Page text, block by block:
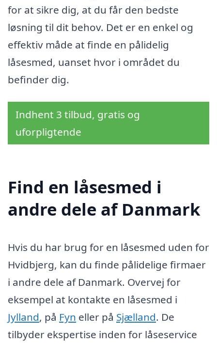
for at sikre dig, at du får den bedste
løsning til dit behov. Det er en enkel og
effektiv måde at finde en pålidelig
låsesmed, uanset hvor i området du
befinder dig.
Indhent 3 tilbud, gratis og
uforpligtende
Find en låsesmed i
andre dele af Danmark
Hvis du har brug for en låsesmed uden for
Hvidbjerg, kan du finde pålidelige firmaer
i andre dele af Danmark. Overvej for
eksempel at kontakte en låsesmed i
Jylland, på Fyn eller på Sjælland. De
tilbyder ekspertise inden for låseservice